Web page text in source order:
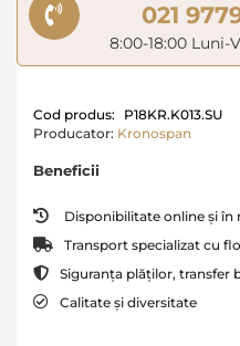
021
8:00-18:00 Luni-
Cod produs:
P18KR.K013.SU
Producator: Kronospan
Beneficii
Disponibilitate online și în
Transport specializat cu
Siguranța plăților, transfer
Calitate și diversitate